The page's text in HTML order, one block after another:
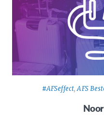
#AFSeffect,AFS